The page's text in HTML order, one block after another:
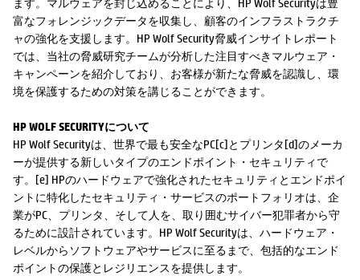
ます。マルウェアを封じ込めることにより、HP Wolf Securityは豊
富なフォレンジックデータを収集し、顧客のインフラストラクチ
ャの強化を支援します。HP Wolf Security脅威インサイトレポート
では、当社の脅威研究チームが分析した注目すべきマルウェア・
キャンペーンを紹介しており、お客様が新たな脅威を認識し、環
境を保護するための対策を講じることができます。
HP WOLF SECURITYについて
HP Wolf Securityは、世界で最も安全なPC[c]とプリンタ[d]のメーカ
ーが提供する新しいタイプのエンドポイント・セキュリティで
す。[e] HPのハードウェアで強化されたセキュリティとエンドポイ
ントに特化したセキュリティ・サービスのポートフォリオは、企
業がPC、プリンタ、そして人を、取り囲むサイバー犯罪者から守
るために設計されています。HP Wolf Securityは、ハードウェア・
レベルからソフトウェアやサービスに至るまで、包括的なエンド
ポイントの保護とレジリエンスを提供します。